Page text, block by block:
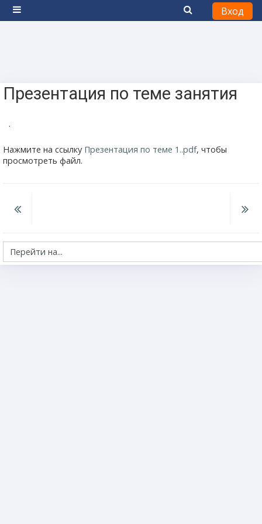
Боковая панель
Вход
Презентация по теме занятия
.
Нажмите на ссылку Презентация по теме 1..pdf, чтобы
просмотреть файл.
Перейти на...